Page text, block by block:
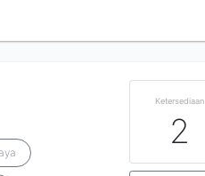
Ketersediaan
2